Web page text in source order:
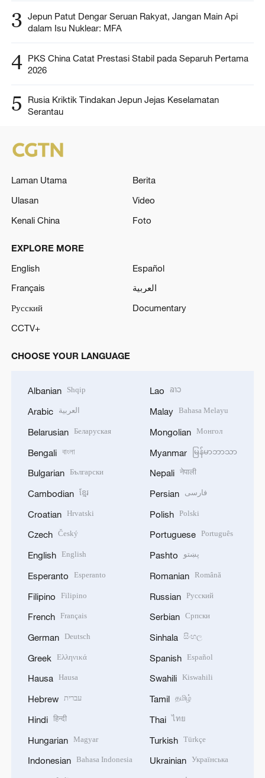
3 Jepun Patut Dengar Seruan Rakyat, Jangan Main Api
dalam Isu Nuklear: MFA
4 PKS China Catat Prestasi Stabil pada Separuh Pertama
2026
5
Rusia Kriktik Tindakan Jepun Jejas Keselamatan
Serantau
Laman Utama
Berita
Ulasan
Video
Kenali China
Foto
EXPLORE MORE
English
Español
Français
العربية
Русский
Documentary
CCTV+
CHOOSE YOUR LANGUAGE
Albanian Shqip
Arabic العربية
Belarusian Беларуская
Bengali বাংলা
Bulgarian Български
Cambodian ខ្មែរ
Croatian Hrvatski
Czech Český
English English
Esperanto Esperanto
Filipino Filipino
French Français
German Deutsch
Greek Ελληνικά
Hausa Hausa
Hebrew עברית
Hindi हिन्दी
Hungarian Magyar
Indonesian Bahasa Indonesia
Lao ລາວ
Malay Bahasa Melayu
Mongolian Монгол
Myanmar မြန်မာဘာသာ
Nepali नेपाली
Persian فارسی
Polish Polski
Portuguese Português
Pashto پښتو
Romanian Română
Russian Русский
Serbian Српски
Sinhala සිංහල
Spanish Español
Swahili Kiswahili
Tamil தமிழ்
Thai ไทย
Turkish Türkçe
Ukrainian Українська